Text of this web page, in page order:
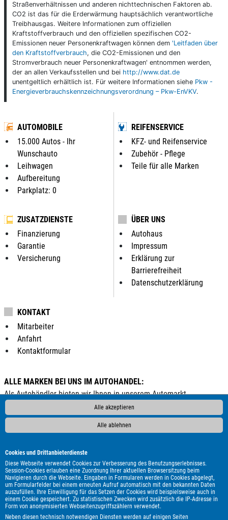
Alle akzeptieren
Alle ablehnen
Cookies und Drittanbieterdienste
Diese Webseite verwendet Cookies zur Verbesserung des Benutzungserlebnisses.
Session-Cookies erlauben eine Zuordnung Ihrer aktuellen Browsersitzung beim
Navigieren durch die Webseite. Eingaben in Formularen werden in Cookies abgelegt,
um Formularfelder bei einem erneuten Aufruf automatisch mit den bekannten Daten
auszufüllen. Ihre Einwilligung für das Setzen der Cookies wird beispielsweise auch in
einem Cookie gespeichert. Zu statistischen Zwecken wird zusätzlich die IP-Adresse in
Form von anonymisierten Webseitenzugriffszählern verwendet.
Neben diesen technisch notwendigen Diensten werden auf einigen Seiten
Straßenverhältnissen und anderen nichttechnischen Faktoren ab.
CO2 ist das für die Erderwärmung hauptsächlich verantwortliche
Treibhausgas. Weitere Informationen zum offiziellen
Kraftstoffverbrauch und den offiziellen spezifischen CO2-
Emissionen neuer Personenkraftwagen können dem 'Leitfaden über
den Kraftstoffverbrauch, die CO2-Emissionen und den
Stromverbrauch neuer Personenkraftwagen' entnommen werden,
der an allen Verkaufsstellen und bei http://www.dat.de
unentgeltlich erhältlich ist. Für weitere Informationen siehe Pkw -
Energieverbrauchskennzeichnungsverordnung – Pkw-EnVKV.
AUTOMOBILE
15.000 Autos - Ihr
Wunschauto
Leihwagen
Aufbereitung
Parkplatz: 0
REIFENSERVICE
KFZ- und Reifenservice
Zubehör - Pflege
Teile für alle Marken
ZUSATZDIENSTE
Finanzierung
Garantie
Versicherung
ÜBER UNS
Autohaus
Impressum
Erklärung zur
Barrierefreiheit
Datenschutzerklärung
KONTAKT
Mitarbeiter
Anfahrt
Kontaktformular
ALLE MARKEN BEI UNS IM AUTOHANDEL:
Als Autohändler bieten wir Ihnen in unserem Automarkt
Gebrauchtwagen, Jahreswagen und Neuwagen folgender
Automarken an:
Bentley
Borgward Bürstner
Chausson
Chevrolet Citroën Corvette Cupra
DAF
DFSK
DS Automobiles Dacia Dodge Etrusco
Fiat
Ford
GWM Genesis Honda Hyundai Itineo
Iveco
Jaguar
Jeep KGM Kia Knaus Lada
Land Rover
Leapmotor
Lexus MAN MINI
Malibu